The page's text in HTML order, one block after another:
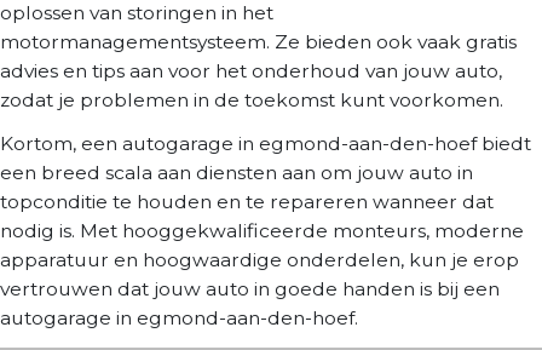
oplossen van storingen in het
motormanagementsysteem. Ze bieden ook vaak gratis
advies en tips aan voor het onderhoud van jouw auto,
zodat je problemen in de toekomst kunt voorkomen.
Kortom, een autogarage in egmond-aan-den-hoef biedt
een breed scala aan diensten aan om jouw auto in
topconditie te houden en te repareren wanneer dat
nodig is. Met hooggekwalificeerde monteurs, moderne
apparatuur en hoogwaardige onderdelen, kun je erop
vertrouwen dat jouw auto in goede handen is bij een
autogarage in egmond-aan-den-hoef.